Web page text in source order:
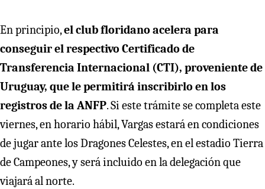
En principio,el club floridano acelera para
conseguir el respectivo Certificado de
Transferencia Internacional (CTI), proveniente de
Uruguay, que le permitirá inscribirlo en los
registros de la ANFP. Si este trámite se completa este
viernes, en horario hábil, Vargas estará en condiciones
de jugar ante los Dragones Celestes, en el estadio Tierra
de Campeones, y será incluido en la delegación que
viajará al norte.